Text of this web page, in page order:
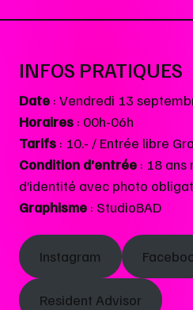
INFOS PRATIQUES
Date : Vendredi 13
Horaires : 00h-06h
Tarifs : 10.- / Entrée libre
Condition d’entrée : 18 ans
d’identité avec photo
Graphisme : StudioBAD
Instagram
Resident Advisor